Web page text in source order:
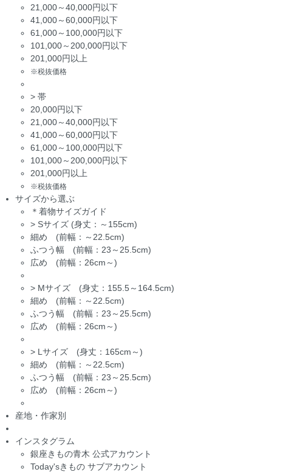
21,000～40,000円以下
41,000～60,000円以下
61,000～100,000円以下
101,000～200,000円以下
201,000円以上
※税抜価格
> 帯
20,000円以下
21,000～40,000円以下
41,000～60,000円以下
61,000～100,000円以下
101,000～200,000円以下
201,000円以上
※税抜価格
サイズから選ぶ
＊着物サイズガイド
> Sサイズ (身丈：～155cm)
細め (前幅：～22.5cm)
ふつう幅 (前幅：23～25.5cm)
広め (前幅：26cm～)
> Mサイズ (身丈：155.5～164.5cm)
細め (前幅：～22.5cm)
ふつう幅 (前幅：23～25.5cm)
広め (前幅：26cm～)
> Lサイズ (身丈：165cm～)
細め (前幅：～22.5cm)
ふつう幅 (前幅：23～25.5cm)
広め (前幅：26cm～)
産地・作家別
インスタグラム
銀座きもの青木 公式アカウント
Today'sきもの サブアカウント